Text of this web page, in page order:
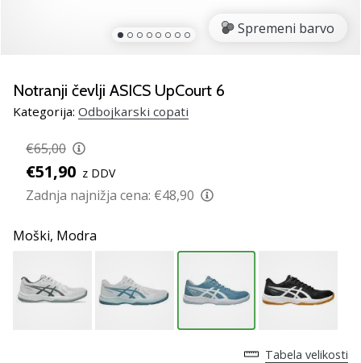
mi?
Pridruži
nam
kot
brend
ambasador/ka.
2 min. branja
Spremeni barvo
Notranji čevlji ASICS UpCourt 6
Kategorija: Odbojkarski copati
€65,00
€51,90 z DDV
Zadnja najnižja cena: €48,90
Moški, Modra
Tabela velikosti